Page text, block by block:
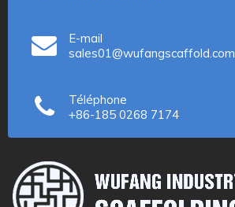
E-mail
sales01@wufangscaffold.com
Téléphone
+86-185 0268 7174